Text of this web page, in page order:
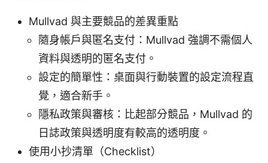
Mullvad 與主要競品的差異重點
隨身帳戶與匿名支付：Mullvad 強調不需個人
資料與透明的匿名支付。
設定的簡單性：桌面與行動裝置的設定流程直
覺，適合新手。
隱私政策與審核：比起部分競品，Mullvad 的
日誌政策與透明度有較高的透明度。
使用小抄清單（Checklist）